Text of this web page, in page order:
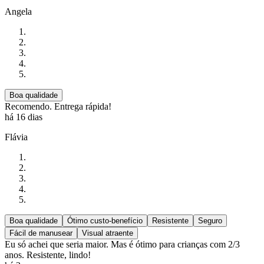
Angela
Boa qualidade
Recomendo. Entrega rápida!
há 16 dias
Flávia
Boa qualidade Ótimo custo-benefício Resistente
Seguro
Fácil de manusear
Visual atraente
Eu só achei que seria maior. Mas é ótimo para crianças com 2/3
anos. Resistente, lindo!